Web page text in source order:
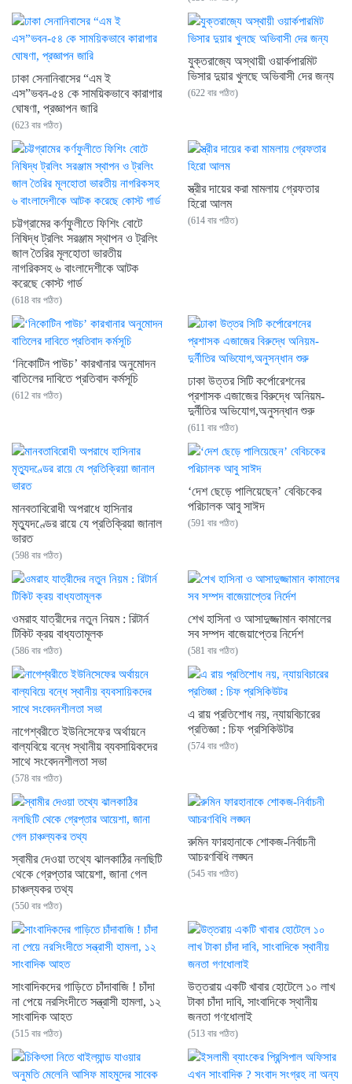
ঢাকা সেনানিবাসের “এম ই
এস”ভবন-৫৪ কে সাময়িকভাবে ‌কারাগার
ঘোষণা, প্রজ্ঞাপন জারি
(623 বার পঠিত)
যুক্তরাজ্যে অস্থায়ী ওয়ার্কপারমিট
ভিসার দুয়ার খুলছে অভিবাসী দের জন্য
(622 বার পঠিত)
চট্টগ্রামের কর্ণফুলীতে ফিশিং বোটে
নিষিদ্ধ ট্রলিং সরঞ্জাম স্থাপন ও ট্রলিং
জাল তৈরির মূলহোতা ভারতীয়
নাগরিকসহ ৬ বাংলাদেশীকে আটক
করেছে কোস্ট গার্ড
(618 বার পঠিত)
স্ত্রীর দায়ের করা মামলায় গ্রেফতার
হিরো আলম
(614 বার পঠিত)
‘নিকোটিন পাউচ’ কারখানার অনুমোদন
বাতিলের দাবিতে প্রতিবাদ কর্মসূচি
(612 বার পঠিত)
ঢাকা উত্তর সিটি কর্পোরেশনের
প্রশাসক এজাজের বিরুদ্ধে অনিয়ম-
দুর্নীতির অভিযোগ,অনুসন্ধান শুরু
(611 বার পঠিত)
মানবতাবিরোধী অপরাধে হাসিনার
মৃত্যুদণ্ডের রায়ে যে প্রতিক্রিয়া জানাল
ভারত
(598 বার পঠিত)
‘দেশ ছেড়ে পালিয়েছেন’ বেবিচকের
পরিচালক আবু সাঈদ
(591 বার পঠিত)
ওমরাহ যাত্রীদের নতুন নিয়ম : রিটার্ন
টিকিট ক্রয় বাধ্যতামূলক
(586 বার পঠিত)
শেখ হাসিনা ও আসাদুজ্জামান কামালের
সব সম্পদ বাজেয়াপ্তের নির্দেশ
(581 বার পঠিত)
নাগেশ্বরীতে ইউনিসেফের অর্থায়নে
বাল্যবিয়ে বন্ধে স্থানীয় ব্যবসায়িকদের
সাথে সংবেদনশীলতা সভা
(578 বার পঠিত)
এ রায় প্রতিশোধ নয়, ন্যায়বিচারের
প্রতিজ্ঞা : চিফ প্রসিকিউটর
(574 বার পঠিত)
স্বামীর দেওয়া তথ্যে ঝালকাঠির নলছিটি
থেকে গ্রেপ্তার আয়েশা, জানা গেল
চাঞ্চল্যকর তথ্য
(550 বার পঠিত)
রুমিন ফারহানাকে শোকজ-নির্বাচনী
আচরণবিধি লঙ্ঘন
(545 বার পঠিত)
সাংবাদিকদের গাড়িতে চাঁদাবাজি ! চাঁদা
না পেয়ে নরসিংদীতে সন্ত্রাসী হামলা, ১২
সাংবাদিক আহত
(515 বার পঠিত)
উত্তরায় একটি খাবার হোটেলে ১০ লাখ
টাকা চাঁদা দাবি, সাংবাদিকে স্থানীয়
জনতা গণধোলাই
(513 বার পঠিত)